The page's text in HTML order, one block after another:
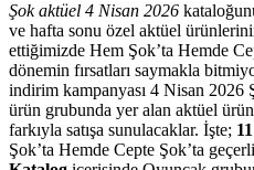
Şok aktüel 4 Nisan 2026
ve hafta sonu özel aktüel
ettiğimizde Hem Şok’ta Hemde
dönemin fırsatları saymakla
indirim kampanyası 4 Nisan
ürün grubunda yer alan aktüel
farkıyla satışa sunulacaklar. İşte;
Şok’ta Hemde Cepte Şok’ta geçerli